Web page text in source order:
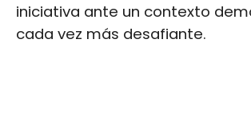
iniciativa ante un contexto
cada vez más desafiante.